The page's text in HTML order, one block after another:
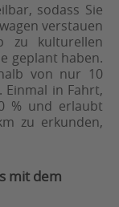
sodass Sie
verstauen
zu kulturellen
geplant haben.
von nur 10
in Fahrt,
% und erlaubt
zu erkunden,
mit dem